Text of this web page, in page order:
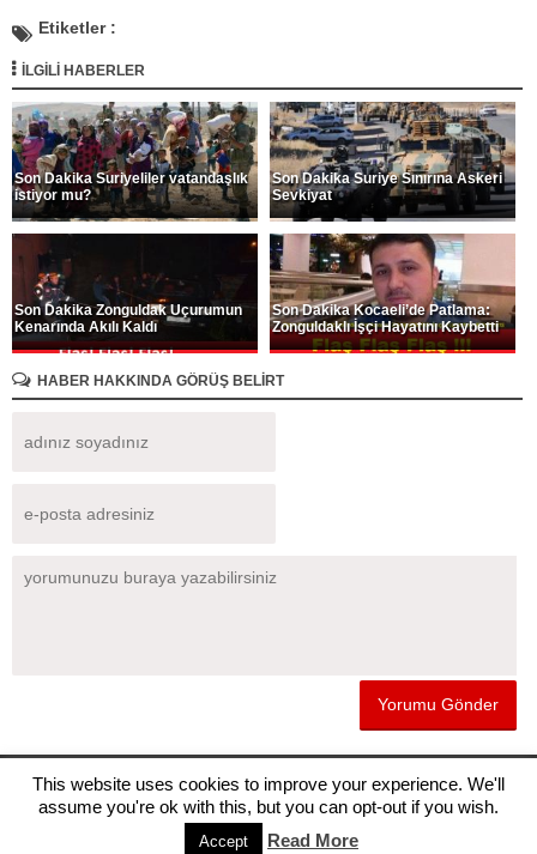
Etiketler :
İLGİLİ HABERLER
Son Dakika Suriyeliler vatandaşlık
istiyor mu?
Son Dakika Suriye Sınırına Askeri
Sevkiyat
Son Dakika Zonguldak Uçurumun
Kenarında Akılı Kaldı
Son Dakika Kocaeli’de Patlama:
Zonguldaklı İşçi Hayatını Kaybetti
HABER HAKKINDA GÖRÜŞ BELİRT
aittir, haberleri kopyalamayınız.
KÜNYE BİZE ULAŞIN
This website uses cookies to improve your experience. We'll
assume you're ok with this, but you can opt-out if you wish.
Accept Read More